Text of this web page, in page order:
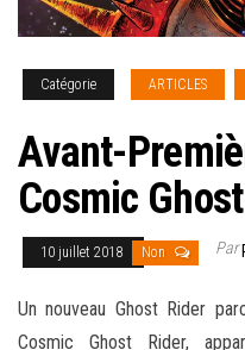
Catégorie ARTICLES
Avant-
Cosmic
10 juillet 2018 Non Par
Un nouveau Ghost Rider
Cosmic Ghost Rider,